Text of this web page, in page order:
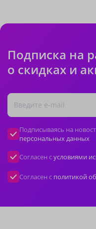
Подписка на
о скидках и
Подписываясь на
персональных данных
Согласен сусловиями
Согласен с политикой